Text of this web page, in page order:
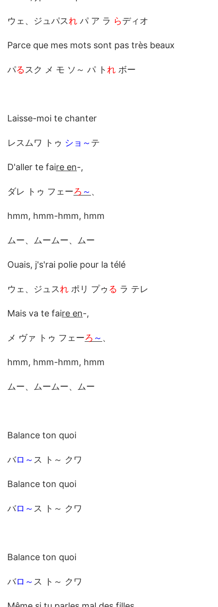
ウェ、ジュパスれ パ ア ラ らディオ
Parce que mes mots sont pas très beaux
パるスク メ モ ソ～ パ トれ ボー
Laisse-moi te chanter
レスムワ トゥ ショ～ テ
D'aller te faire en-,
ダレ トゥ フェーろ ～ 、
hmm, hmm-hmm, hmm
ムー、ムームー、ムー
Ouais, j's'rai polie pour la télé
ウェ、ジュスれ ポリ プゥ る ラ テレ
Mais va te faire en-,
メ ヴァ トゥ フェーろ ～ 、
hmm, hmm-hmm, hmm
ムー、ムームー、ムー
Balance ton quoi
バロ～ ス ト～ クワ
Balance ton quoi
バロ～ ス ト～ クワ
Balance ton quoi
バロ～ ス ト～ クワ